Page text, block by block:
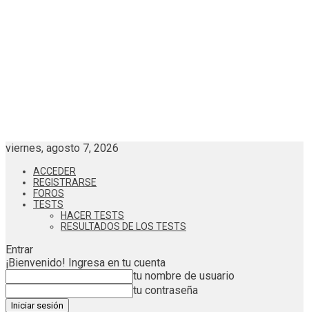
viernes, agosto 7, 2026
ACCEDER
REGISTRARSE
FOROS
TESTS
HACER TESTS
RESULTADOS DE LOS TESTS
Entrar
¡Bienvenido! Ingresa en tu cuenta
tu nombre de usuario
tu contraseña